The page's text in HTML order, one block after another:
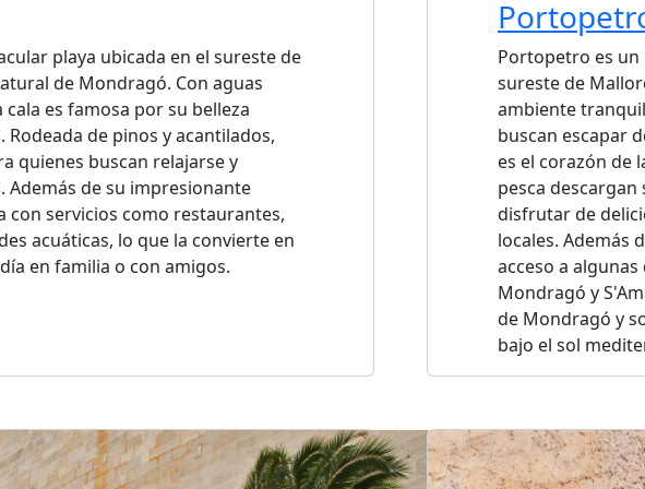
playa ubicada en el sureste de
de Mondragó. Con aguas
es famosa por su belleza
de pinos y acantilados,
quienes buscan relajarse y
de su impresionante
con servicios como restaurantes,
acuáticas, lo que la convierte en
en familia o con amigos.
Portopetro es
sureste de
ambiente
buscan escapar
es el corazón de
pesca
disfrutar de
locales. Además
acceso a
Mondragó y
de Mondragó y
bajo el sol